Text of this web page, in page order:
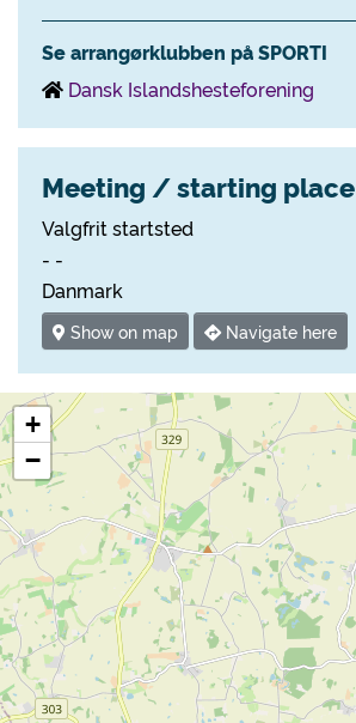
Se arrangørklubben på SPORTI
Dansk Islandshesteforening
Meeting / starting place
Valgfrit startsted
- -
Danmark
Show on map Navigate here
+
−